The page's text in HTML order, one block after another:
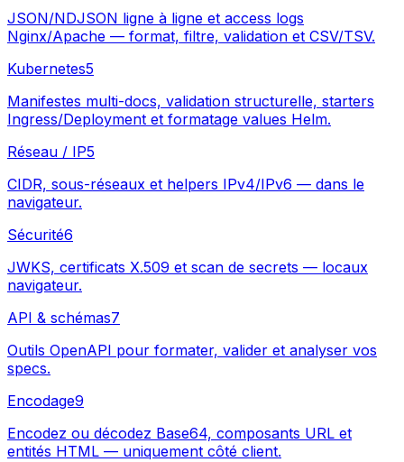
JSON/NDJSON ligne à ligne et access logs
Nginx/Apache — format, filtre, validation et CSV/TSV.
Kubernetes5
Manifestes multi-docs, validation structurelle, starters
Ingress/Deployment et formatage values Helm.
Réseau / IP5
CIDR, sous-réseaux et helpers IPv4/IPv6 — dans le
navigateur.
Sécurité6
JWKS, certificats X.509 et scan de secrets — locaux
navigateur.
API & schémas7
Outils OpenAPI pour formater, valider et analyser vos
specs.
Encodage9
Encodez ou décodez Base64, composants URL et
entités HTML — uniquement côté client.